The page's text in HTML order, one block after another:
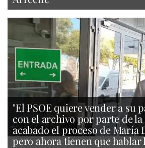
"El PSOE quiere vender a su
con el archivo por parte de la
acabado el proceso de María
pero ahora tienen que hablar